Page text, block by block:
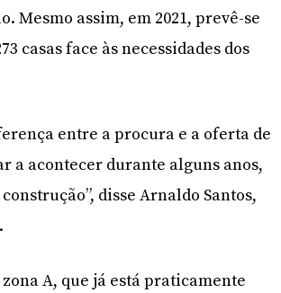
Mesmo assim, em 2021, prevê-se
casas face às necessidades dos
entre a procura e a oferta de
a acontecer durante alguns anos,
disse Arnaldo Santos,
A, que já está praticamente